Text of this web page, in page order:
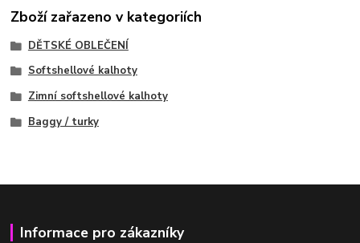
Zboží zařazeno v kategoriích
DĚTSKÉ OBLEČENÍ
Softshellové kalhoty
Zimní softshellové kalhoty
Baggy / turky
Informace pro zákazníky